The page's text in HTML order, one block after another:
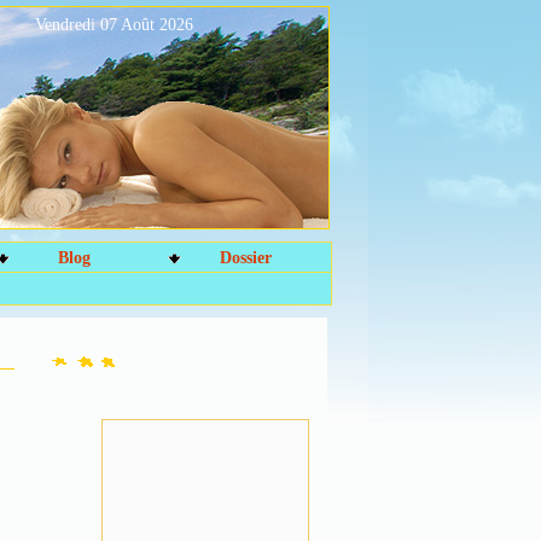
Vendredi 07 Août 2026
Blog Dossier